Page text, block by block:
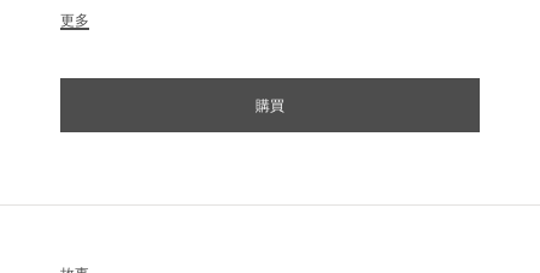
品鑒委員會探索了這款佳釀的每個方面，發現7種情
昇華之熱：飽滿而誘人的感受，緩慢呈現的暖意，透
更多
購買